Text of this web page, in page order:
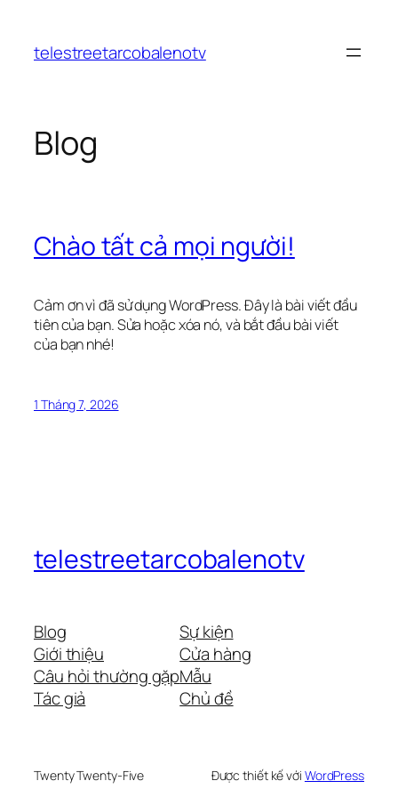
phầntelestreetarcobalenotv
Blog
Chào tất cả mọi người!
Cảm ơn vì đã sử dụng WordPress. Đây là bài viết đầu
tiên của bạn. Sửa hoặc xóa nó, và bắt đầu bài viết
của bạn nhé!
1 Tháng 7, 2026
telestreetarcobalenotv
Blog
Giới thiệu
Câu hỏi thường gặp
Tác giả
Sự kiện
Cửa hàng
Mẫu
Chủ đề
Twenty Twenty-Five Được thiết kế với WordPress